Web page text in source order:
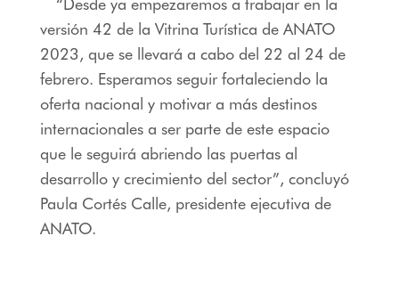
“Desde ya empezaremos a trabajar en la
versión 42 de la Vitrina Turística de ANATO
2023, que se llevará a cabo del 22 al 24 de
febrero. Esperamos seguir fortaleciendo la
oferta nacional y motivar a más destinos
internacionales a ser parte de este espacio
que le seguirá abriendo las puertas al
desarrollo y crecimiento del sector”, concluyó
Paula Cortés Calle, presidente ejecutiva de
ANATO.